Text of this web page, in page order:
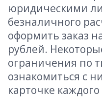
юридическими
безналичного
оформить заказ
рублей.
ограничения по
ознакомиться с
карточке каждого